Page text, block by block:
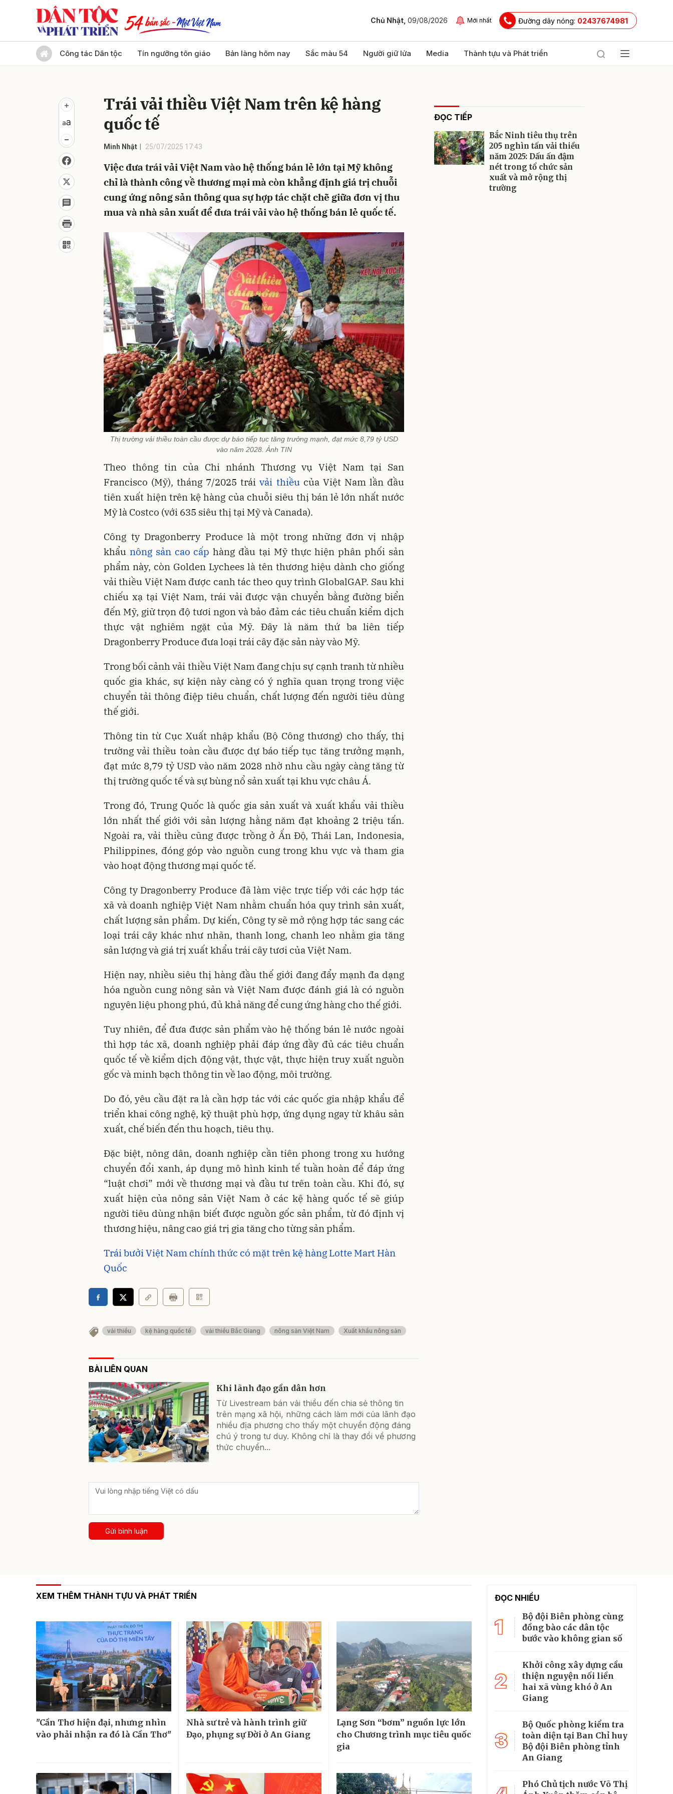
Chủ Nhật, 09/08/2026 Mới nhất Đường dây nóng: 02437674981
Công tác Dân tộc Tín ngưỡng tôn giáo Bản làng hôm nay Sắc màu 54 Người giữ lửa Media Thành tựu và Phát triển
Trái vải thiều Việt Nam trên kệ hàng
quốc tế
Minh Nhật 25/07/2025 17:43
Việc đưa trái vải Việt Nam vào hệ thống bán lẻ lớn tại Mỹ không
chỉ là thành công về thương mại mà còn khẳng định giá trị chuỗi
cung ứng nông sản thông qua sự hợp tác chặt chẽ giữa đơn vị thu
mua và nhà sản xuất để đưa trái vải vào hệ thống bán lẻ quốc tế.
Thị trường vải thiều toàn cầu được dự báo tiếp tục tăng trưởng mạnh, đạt mức 8,79 tỷ USD
vào năm 2028. Ảnh TIN
Theo thông tin của Chi nhánh Thương vụ Việt Nam tại San
Francisco (Mỹ), tháng 7/2025 tráivải thiềucủa Việt Nam lần đầu
tiên xuất hiện trên kệ hàng của chuỗi siêu thị bán lẻ lớn nhất nước
Mỹ là Costco (với 635 siêu thị tại Mỹ và Canada).
Công ty Dragonberry Produce là một trong những đơn vị nhập
khẩu nông sản cao cấp hàng đầu tại Mỹ thực hiện phân phối sản
phẩm này, còn Golden Lychees là tên thương hiệu dành cho giống
vải thiều Việt Nam được canh tác theo quy trình GlobalGAP. Sau khi
chiếu xạ tại Việt Nam, trái vải được vận chuyển bằng đường biển
đến Mỹ, giữ trọn độ tươi ngon và bảo đảm các tiêu chuẩn kiểm dịch
thực vật nghiêm ngặt của Mỹ. Đây là năm thứ ba liên tiếp
Dragonberry Produce đưa loại trái cây đặc sản này vào Mỹ.
Trong bối cảnh vải thiều Việt Nam đang chịu sự cạnh tranh từ nhiều
quốc gia khác, sự kiện này càng có ý nghĩa quan trọng trong việc
chuyển tải thông điệp tiêu chuẩn, chất lượng đến người tiêu dùng
thế giới.
Thông tin từ Cục Xuất nhập khẩu (Bộ Công thương) cho thấy, thị
trường vải thiều toàn cầu được dự báo tiếp tục tăng trưởng mạnh,
đạt mức 8,79 tỷ USD vào năm 2028 nhờ nhu cầu ngày càng tăng từ
thị trường quốc tế và sự bùng nổ sản xuất tại khu vực châu Á.
Trong đó, Trung Quốc là quốc gia sản xuất và xuất khẩu vải thiều
lớn nhất thế giới với sản lượng hằng năm đạt khoảng 2 triệu tấn.
Ngoài ra, vải thiều cũng được trồng ở Ấn Độ, Thái Lan, Indonesia,
Philippines, đóng góp vào nguồn cung trong khu vực và tham gia
vào hoạt động thương mại quốc tế.
Công ty Dragonberry Produce đã làm việc trực tiếp với các hợp tác
xã và doanh nghiệp Việt Nam nhằm chuẩn hóa quy trình sản xuất,
chất lượng sản phẩm. Dự kiến, Công ty sẽ mở rộng hợp tác sang các
loại trái cây khác như nhãn, thanh long, chanh leo nhằm gia tăng
sản lượng và giá trị xuất khẩu trái cây tươi của Việt Nam.
Hiện nay, nhiều siêu thị hàng đầu thế giới đang đẩy mạnh đa dạng
hóa nguồn cung nông sản và Việt Nam được đánh giá là có nguồn
nguyên liệu phong phú, đủ khả năng để cung ứng hàng cho thế giới.
Tuy nhiên, để đưa được sản phẩm vào hệ thống bán lẻ nước ngoài
thì hợp tác xã, doanh nghiệp phải đáp ứng đầy đủ các tiêu chuẩn
quốc tế về kiểm dịch động vật, thực vật, thực hiện truy xuất nguồn
gốc và minh bạch thông tin về lao động, môi trường.
Do đó, yêu cầu đặt ra là cần hợp tác với các quốc gia nhập khẩu để
triển khai công nghệ, kỹ thuật phù hợp, ứng dụng ngay từ khâu sản
xuất, chế biến đến thu hoạch, tiêu thụ.
Đặc biệt, nông dân, doanh nghiệp cần tiên phong trong xu hướng
chuyển đổi xanh, áp dụng mô hình kinh tế tuần hoàn để đáp ứng
“luật chơi” mới về thương mại và đầu tư trên toàn cầu. Khi đó, sự
xuất hiện của nông sản Việt Nam ở các kệ hàng quốc tế sẽ giúp
người tiêu dùng nhận biết được nguồn gốc sản phẩm, từ đó định vị
thương hiệu, nâng cao giá trị gia tăng cho từng sản phẩm.
Trái bưởi Việt Nam chính thức có mặt trên kệ hàng Lotte Mart Hàn
Quốc
vải thiều kệ hàng quốc tế vải thiều Bắc Giang nông sản Việt Nam Xuất khẩu nông sản
BÀI LIÊN QUAN
Khi lãnh đạo gần dân hơn
Từ Livestream bán vải thiều đến chia sẻ thông tin
trên mạng xã hội, những cách làm mới của lãnh đạo
nhiều địa phương cho thấy một chuyển động đáng
chú ý trong tư duy. Không chỉ là thay đổi về phương
thức chuyển...
Gửi bình luận
ĐỌC TIẾP
Bắc Ninh tiêu thụ trên
205 nghìn tấn vải thiều
năm 2025: Dấu ấn đậm
nét trong tổ chức sản
xuất và mở rộng thị
trường
XEM THÊM THÀNH TỰU VÀ PHÁT TRIỂN
"Cần Thơ hiện đại, nhưng nhìn
vào phải nhận ra đó là Cần Thơ"
Nhà sư trẻ và hành trình giữ
Đạo, phụng sự Đời ở An Giang
Lạng Sơn “bơm” nguồn lực lớn
cho Chương trình mục tiêu quốc
gia
ĐỌC NHIỀU
1
Bộ đội Biên phòng cùng
đồng bào các dân tộc
bước vào không gian số
2
Khởi công xây dựng cầu
thiện nguyện nối liền
hai xã vùng khó ở An
Giang
3
Bộ Quốc phòng kiểm tra
toàn diện tại Ban Chỉ huy
Bộ đội Biên phòng tỉnh
An Giang
Phó Chủ tịch nước Võ Thị
Gửi bình luận
Gửi